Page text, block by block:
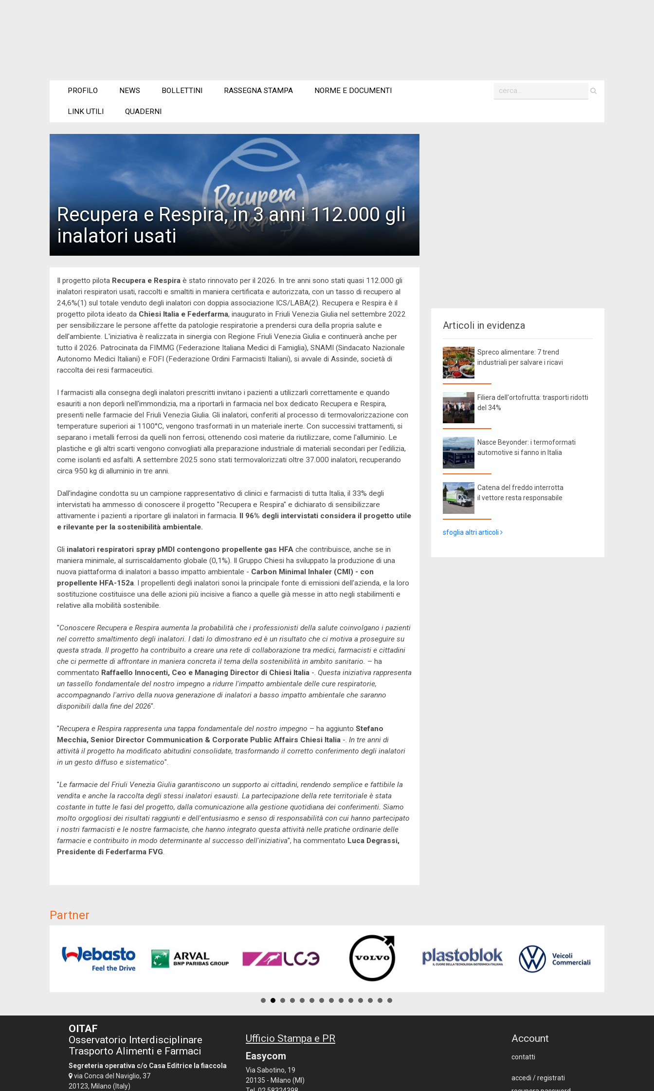
PROFILO NEWS BOLLETTINI RASSEGNA STAMPA NORME E DOCUMENTI
LINK UTILI QUADERNI
Recupera e Respira, in 3 anni 112.000 gli
inalatori usati
Il progetto pilota Recupera e Respira è stato rinnovato per il 2026. In tre anni sono stati quasi 112.000 gli
inalatori respiratori usati, raccolti e smaltiti in maniera certificata e autorizzata, con un tasso di recupero al
24,6%(1) sul totale venduto degli inalatori con doppia associazione ICS/LABA(2). Recupera e Respira è il
progetto pilota ideato da Chiesi Italia e Federfarma, inaugurato in Friuli Venezia Giulia nel settembre 2022
per sensibilizzare le persone affette da patologie respiratorie a prendersi cura della propria salute e
dell'ambiente. L'iniziativa è realizzata in sinergia con Regione Friuli Venezia Giulia e continuerà anche per
tutto il 2026. Patrocinata da FIMMG (Federazione Italiana Medici di Famiglia), SNAMI (Sindacato Nazionale
Autonomo Medici Italiani) e FOFI (Federazione Ordini Farmacisti Italiani), si avvale di Assinde, società di
raccolta dei resi farmaceutici.
I farmacisti alla consegna degli inalatori prescritti invitano i pazienti a utilizzarli correttamente e quando
esauriti a non deporli nell'immondizia, ma a riportarli in farmacia nel box dedicato Recupera e Respira,
presenti nelle farmacie del Friuli Venezia Giulia. Gli inalatori, conferiti al processo di termovalorizzazione con
temperature superiori ai 1100°C, vengono trasformati in un materiale inerte. Con successivi trattamenti, si
separano i metalli ferrosi da quelli non ferrosi, ottenendo così materie da riutilizzare, come l'alluminio. Le
plastiche e gli altri scarti vengono convogliati alla preparazione industriale di materiali secondari per l'edilizia,
come isolanti ed asfalti. A settembre 2025 sono stati termovalorizzati oltre 37.000 inalatori, recuperando
circa 950 kg di alluminio in tre anni.
Dall'indagine condotta su un campione rappresentativo di clinici e farmacisti di tutta Italia, il 33% degli
intervistati ha ammesso di conoscere il progetto "Recupera e Respira" e dichiarato di sensibilizzare
attivamente i pazienti a riportare gli inalatori in farmacia. Il 96% degli intervistati considera il progetto utile
e rilevante per la sostenibilità ambientale.
Gli inalatori respiratori spray pMDI contengono propellente gas HFA che contribuisce, anche se in
maniera minimale, al surriscaldamento globale (0,1%). Il Gruppo Chiesi ha sviluppato la produzione di una
nuova piattaforma di inalatori a basso impatto ambientale - Carbon Minimal Inhaler (CMI) - con
propellente HFA-152a. I propellenti degli inalatori sonoi la principale fonte di emissioni dell'azienda, e la loro
sostituzione costituisce una delle azioni più incisive a fianco a quelle già messe in atto negli stabilimenti e
relative alla mobilità sostenibile.
"Conoscere Recupera e Respira aumenta la probabilità che i professionisti della salute coinvolgano i pazienti
nel corretto smaltimento degli inalatori. I dati lo dimostrano ed è un risultato che ci motiva a proseguire su
questa strada. Il progetto ha contribuito a creare una rete di collaborazione tra medici, farmacisti e cittadini
che ci permette di affrontare in maniera concreta il tema della sostenibilità in ambito sanitario. – ha
commentato Raffaello Innocenti, Ceo e Managing Director di Chiesi Italia -. Questa iniziativa rappresenta
un tassello fondamentale del nostro impegno a ridurre l'impatto ambientale delle cure respiratorie,
accompagnando l'arrivo della nuova generazione di inalatori a basso impatto ambientale che saranno
disponibili dalla fine del 2026".
"Recupera e Respira rappresenta una tappa fondamentale del nostro impegno – ha aggiunto Stefano
Mecchia, Senior Director Communication & Corporate Public Affairs Chiesi Italia -. In tre anni di
attività il progetto ha modificato abitudini consolidate, trasformando il corretto conferimento degli inalatori
in un gesto diffuso e sistematico".
"Le farmacie del Friuli Venezia Giulia garantiscono un supporto ai cittadini, rendendo semplice e fattibile la
vendita e anche la raccolta degli stessi inalatori esausti. La partecipazione della rete territoriale è stata
costante in tutte le fasi del progetto, dalla comunicazione alla gestione quotidiana dei conferimenti. Siamo
molto orgogliosi dei risultati raggiunti e dell'entusiasmo e senso di responsabilità con cui hanno partecipato
i nostri farmacisti e le nostre farmaciste, che hanno integrato questa attività nelle pratiche ordinarie delle
farmacie e contribuito in modo determinante al successo dell'iniziativa", ha commentato Luca Degrassi,
Presidente di Federfarma FVG.
Articoli in evidenza
Spreco alimentare: 7 trend
industriali per salvare i ricavi
Filiera dell'ortofrutta: trasporti ridotti
del 34%
Nasce Beyonder: i termoformati
automotive si fanno in Italia
Catena del freddo interrotta
il vettore resta responsabile
sfoglia altri articoli
Partner
OITAF
Osservatorio Interdisciplinare
Trasporto Alimenti e Farmaci
Segreteria operativa c/o Casa Editrice la fiaccola
via Conca del Naviglio, 37
20123, Milano (Italy)
Ufficio Stampa e PR
Easycom
Via Sabotino, 19
20135 - Milano (MI)
Account
contatti
accedi /registrati